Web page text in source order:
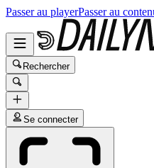
Passer au playerPasser au
Rechercher
Se connecter